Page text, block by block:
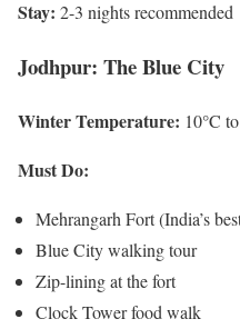
Stay: 2-3 nights recommended
Jodhpur: The Blue City
Winter Temperature: 10°C
Must Do:
Mehrangarh Fort (India’s
Blue City walking tour
Zip-lining at the fort
Clock Tower food walk